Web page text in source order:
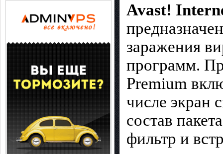
Avast!
заражения
программ.
Premium
числе экран
состав
фильтр и